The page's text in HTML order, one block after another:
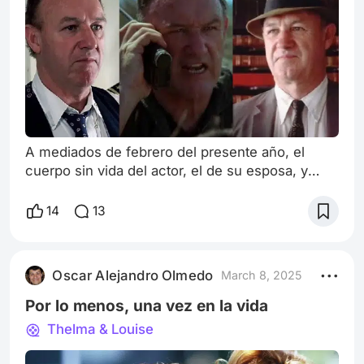
A mediados de febrero del presente año, el
cuerpo sin vida del actor, el de su esposa, y
encontrados luego de haberse producido los
tres fallecimientos fueron sucediéndose
alternadamente, con diferencia, también, de al
menos, una semana. Al primer indicio de una
inhalación de
14 13
Oscar Alejandro Olmedo March 8, 2025
Por lo menos, una vez en la vida
Thelma & Louise